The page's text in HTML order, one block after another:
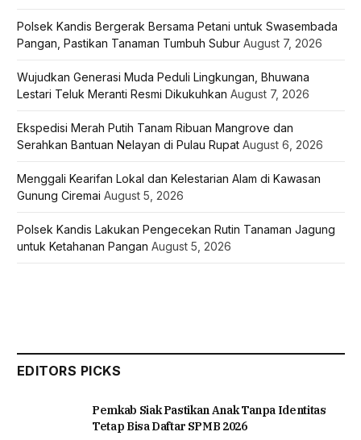
Polsek Kandis Bergerak Bersama Petani untuk Swasembada
Pangan, Pastikan Tanaman Tumbuh Subur August 7, 2026
Wujudkan Generasi Muda Peduli Lingkungan, Bhuwana
Lestari Teluk Meranti Resmi Dikukuhkan August 7, 2026
Ekspedisi Merah Putih Tanam Ribuan Mangrove dan
Serahkan Bantuan Nelayan di Pulau Rupat August 6, 2026
Menggali Kearifan Lokal dan Kelestarian Alam di Kawasan
Gunung Ciremai August 5, 2026
Polsek Kandis Lakukan Pengecekan Rutin Tanaman Jagung
untuk Ketahanan Pangan August 5, 2026
EDITORS PICKS
Pemkab Siak Pastikan Anak Tanpa Identitas
Tetap Bisa Daftar SPMB 2026